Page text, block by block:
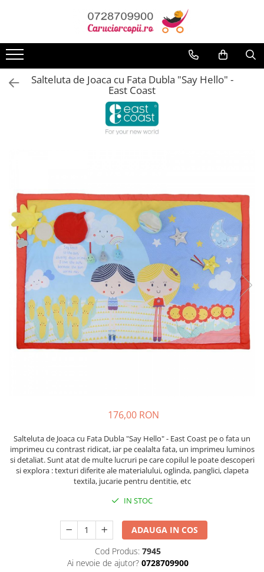
Carucioare copii
Carucioare sport copii
Huse ploaie si antiinsecte
Genti mamici
Umbrele carucioare
Accesorii diverse carucioare
Scaune auto copii
Scaune auto copii de la nastere
Scaune auto 9 kg +
Scaune auto 15 kg +
Inaltatoare auto copii
Scaune auto ISOFIX
Patuturi lemn pana la 120 x 60 cm
Patuturi lemn 140 x 70 cm
Pat copii 160 x 80 cm
Saltele de la 120 x 60 cm
Saltele de la 140 x 70 cm
Saltele 127 x 63 cm
Salteluta de Joaca cu Fata Dubla "Say Hello" -
East Coast
176,00 RON
Salteluta de Joaca cu Fata Dubla "Say Hello" - East Coast pe o fata un
imprimeu cu contrast ridicat, iar pe cealalta fata, un imprimeu luminos
si detaliat. Sunt atat de multe lucruri pe care copilul le poate descoperi
si explora : texturi diferite ale materialului, oglinda, panglici, clapeta
textila, jucarie pentru dentitie, etc
IN STOC
ADAUGA IN COS
Cod Produs: 7945
Ai nevoie de ajutor? 0728709900